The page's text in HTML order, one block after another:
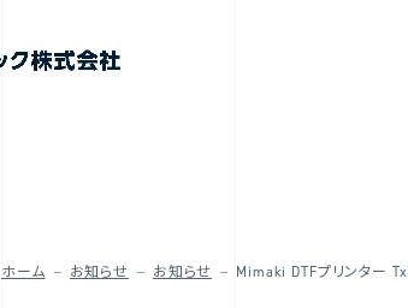
ホーム お知らせ お知らせ Mimaki DTFプリンター